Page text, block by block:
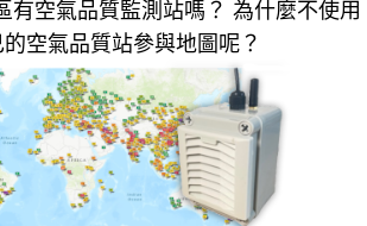
有空氣品質監測站嗎？ 為什麼不使用
空氣品質站參與地圖呢？